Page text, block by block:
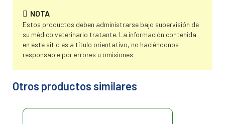
NOTA
Estos productos deben administrarse bajo supervisión de
su médico veterinario tratante. La información contenida
en este sitio es a título orientativo, no haciéndonos
responsable por errores u omisiones
Otros productos similares